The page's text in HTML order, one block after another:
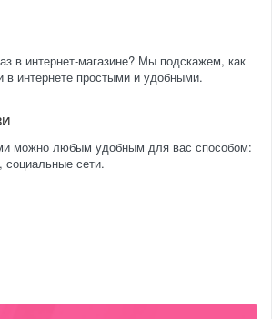
в интернет-магазине? Мы подскажем, как
в интернете простыми и удобными.
можно любым удобным для вас способом:
сети.